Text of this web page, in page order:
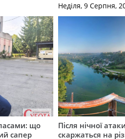
Неділя, 9 Серпня,
що
сапер
Після нічної
скаржаться на